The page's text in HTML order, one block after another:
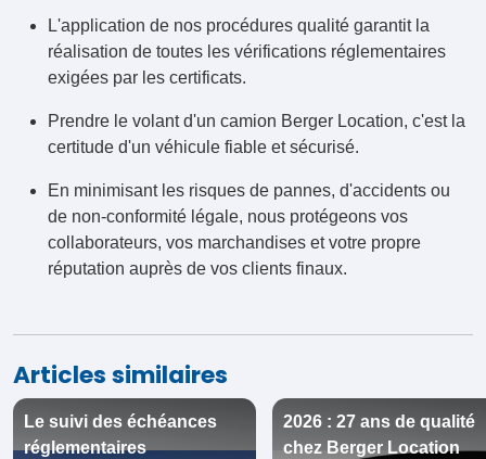
L'application de nos procédures qualité garantit la
réalisation de toutes les vérifications réglementaires
exigées par les certificats.
Prendre le volant d'un camion Berger Location, c'est la
certitude d'un véhicule fiable et sécurisé.
En minimisant les risques de pannes, d'accidents ou
de non-conformité légale, nous protégeons vos
collaborateurs, vos marchandises et votre propre
réputation auprès de vos clients finaux.
Articles similaires
Le suivi des échéances
réglementaires
2026 : 27 ans de qualité
chez Berger Location